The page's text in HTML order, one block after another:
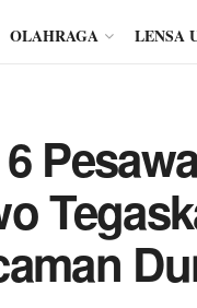
OLAHRAGA LENSA